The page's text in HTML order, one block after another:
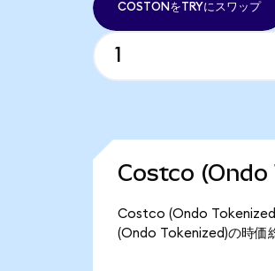
COSTONをTRYにスワップ
Costco (Ondo
Costco (Ondo
(Ondo Tokenized)の時価